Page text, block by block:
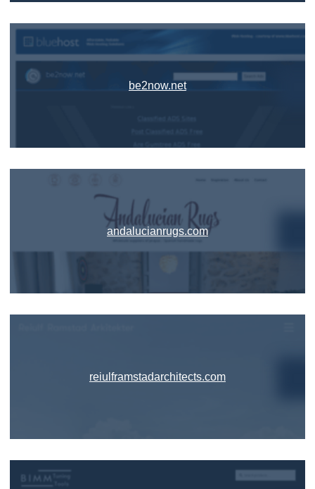
be2now.net
andalucianrugs.com
reiulframstadarchitects.com